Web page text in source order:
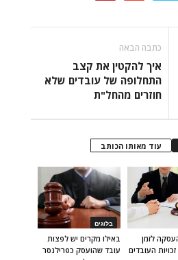
כתבה הבאה
איך להקטין את קצב
התחלופה של עובדים שלא
חוזרים מהחל"ת
עוד מאותו הכותב
בלוגים
באילו מקרים יש לפצות
עובד שהועסק כפרילנסר
לזמן
העובדים